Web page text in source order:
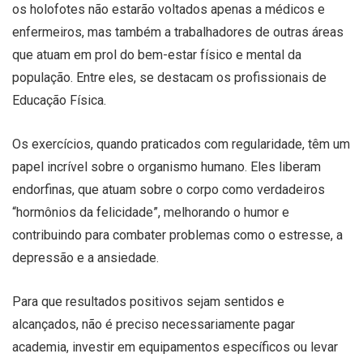
os holofotes não estarão voltados apenas a médicos e
enfermeiros, mas também a trabalhadores de outras áreas
que atuam em prol do bem-estar físico e mental da
população. Entre eles, se destacam os profissionais de
Educação Física.
Os exercícios, quando praticados com regularidade, têm um
papel incrível sobre o organismo humano. Eles liberam
endorfinas, que atuam sobre o corpo como verdadeiros
“hormônios da felicidade”, melhorando o humor e
contribuindo para combater problemas como o estresse, a
depressão e a ansiedade.
Para que resultados positivos sejam sentidos e
alcançados, não é preciso necessariamente pagar
academia, investir em equipamentos específicos ou levar